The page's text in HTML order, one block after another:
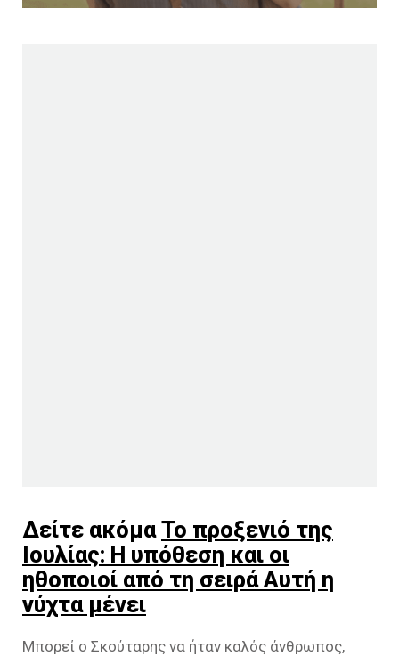
Δείτε ακόμαΤο προξενιό της
Ιουλίας: Η υπόθεση και οι
ηθοποιοί από τη σειρά Αυτή η
νύχτα μένει
Μπορεί ο Σκούταρης να ήταν καλός άνθρωπος,